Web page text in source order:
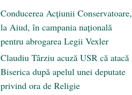
Conducerea Acțiunii Conservatoare,
la Aiud, în campania națională
pentru abrogarea Legii Vexler
Claudiu Târziu acuză USR că atacă
Biserica după apelul unei deputate
privind ora de Religie